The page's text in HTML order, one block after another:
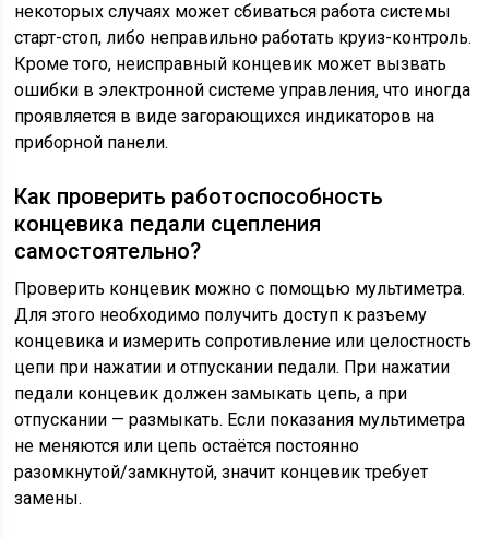
некоторых случаях может сбиваться работа системы
старт-стоп, либо неправильно работать круиз-контроль.
Кроме того, неисправный концевик может вызвать
ошибки в электронной системе управления, что иногда
проявляется в виде загорающихся индикаторов на
приборной панели.
Как проверить работоспособность
концевика педали сцепления
самостоятельно?
Проверить концевик можно с помощью мультиметра.
Для этого необходимо получить доступ к разъему
концевика и измерить сопротивление или целостность
цепи при нажатии и отпускании педали. При нажатии
педали концевик должен замыкать цепь, а при
отпускании — размыкать. Если показания мультиметра
не меняются или цепь остаётся постоянно
разомкнутой/замкнутой, значит концевик требует
замены.